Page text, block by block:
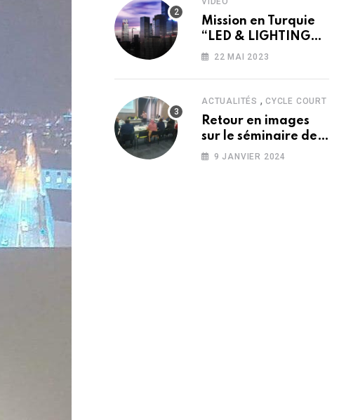
??? ??̀????
?’???????
Mission en Turquie
“LED & LIGHTING
2016″”ELECTRONIST
22 MAI 2023
ACTUALITÉS , CYCLE COURT
Retour en images
sur le séminaire de
Formation “Loi de
9 JANVIER 2024